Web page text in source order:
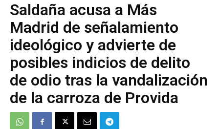
Saldaña acusa a Más
Madrid de señalamiento
ideológico y advierte de
posibles indicios de delito
de odio tras la vandalización
de la carroza de Provida